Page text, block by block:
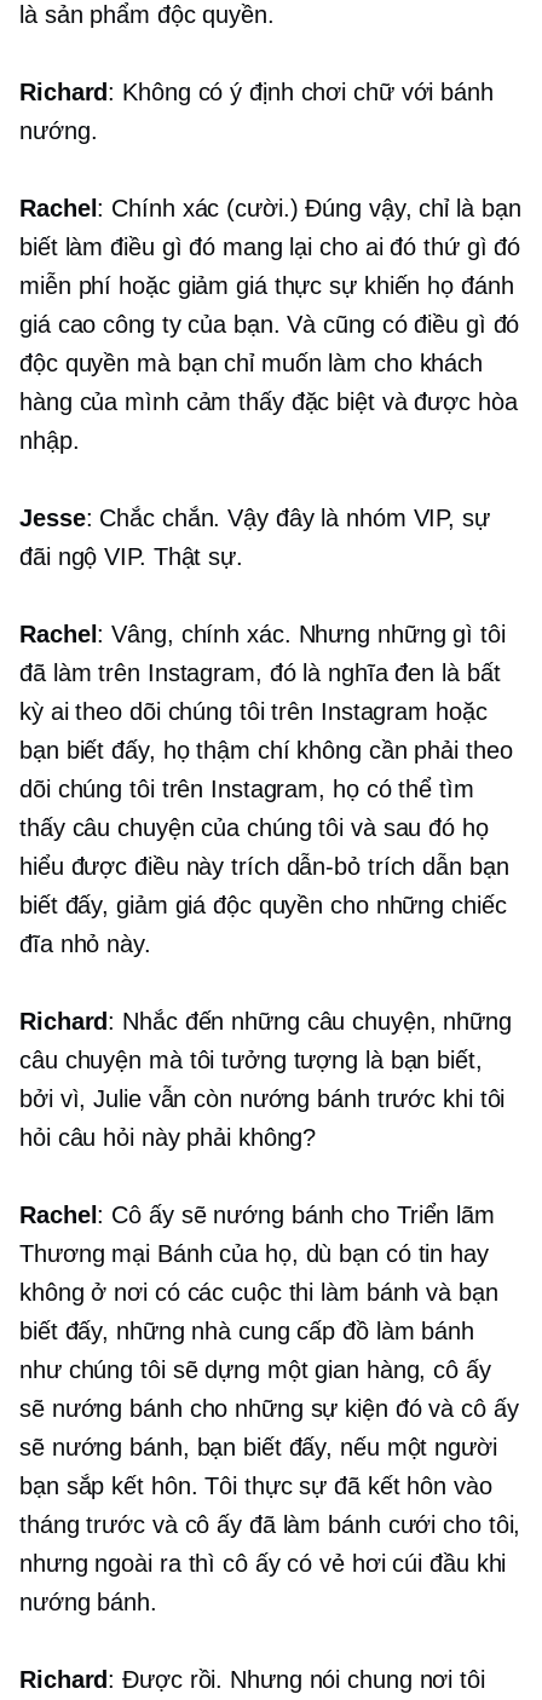
là sản phẩm độc quyền.
Richard: Không có ý định chơi chữ với bánh
nướng.
Rachel : Chính xác (cười.) Đúng vậy, chỉ là bạn
biết làm điều gì đó mang lại cho ai đó thứ gì đó
miễn phí hoặc giảm giá thực sự khiến họ đánh
giá cao công ty của bạn. Và cũng có điều gì đó
độc quyền mà bạn chỉ muốn làm cho khách
hàng của mình cảm thấy đặc biệt và được hòa
nhập.
Jesse: Chắc chắn. Vậy đây là nhóm VIP, sự
đãi ngộ VIP. Thật sự.
Rachel : Vâng, chính xác. Nhưng những gì tôi
đã làm trên Instagram, đó là nghĩa đen là bất
kỳ ai theo dõi chúng tôi trên Instagram hoặc
bạn biết đấy, họ thậm chí không cần phải theo
dõi chúng tôi trên Instagram, họ có thể tìm
thấy câu chuyện của chúng tôi và sau đó họ
hiểu được điều nàytrích dẫn-bỏ trích dẫn bạn
biết đấy, giảm giá độc quyền cho những chiếc
đĩa nhỏ này.
Richard: Nhắc đến những câu chuyện, những
câu chuyện mà tôi tưởng tượng là bạn biết,
bởi vì, Julie vẫn còn nướng bánh trước khi tôi
hỏi câu hỏi này phải không?
Rachel : Cô ấy sẽ nướng bánh cho Triển lãm
Thương mại Bánh của họ, dù bạn có tin hay
không ở nơi có các cuộc thi làm bánh và bạn
biết đấy, những nhà cung cấp đồ làm bánh
như chúng tôi sẽ dựng một gian hàng, cô ấy
sẽ nướng bánh cho những sự kiện đó và cô ấy
sẽ nướng bánh, bạn biết đấy, nếu một người
bạn sắp kết hôn. Tôi thực sự đã kết hôn vào
tháng trước và cô ấy đã làm bánh cưới cho tôi,
nhưng ngoài ra thì cô ấy có vẻ hơi cúi đầu khi
nướng bánh.
Richard: Được rồi. Nhưng nói chung nơi tôi